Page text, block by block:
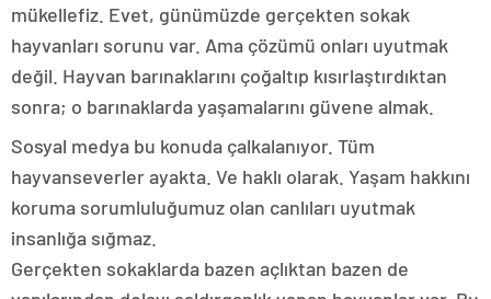
mükellefiz. Evet, günümüzde gerçekten sokak
hayvanları sorunu var. Ama çözümü onları uyutmak
değil. Hayvan barınaklarını çoğaltıp kısırlaştırdıktan
sonra; o barınaklarda yaşamalarını güvene almak.
Sosyal medya bu konuda çalkalanıyor. Tüm
hayvanseverler ayakta. Ve haklı olarak. Yaşam hakkını
koruma sorumluluğumuz olan canlıları uyutmak
insanlığa sığmaz.
Gerçekten sokaklarda bazen açlıktan bazen de